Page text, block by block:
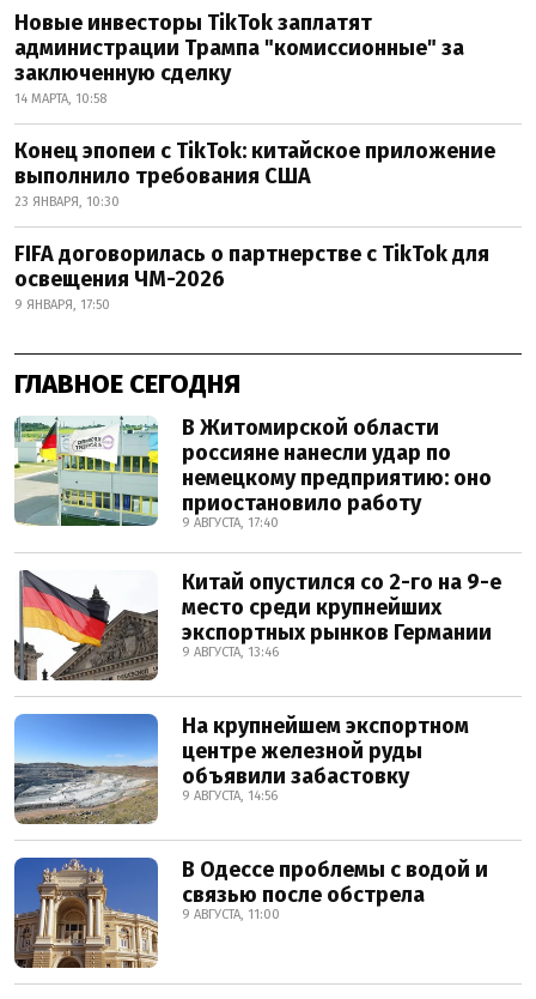
Новые инвесторы TikTok заплатят
администрации Трампа "комиссионные" за
заключенную сделку
14 МАРТА, 10:58
Конец эпопеи с TikTok: китайское приложение
выполнило требования США
23 ЯНВАРЯ, 10:30
FIFA договорилась о партнерстве с TikTok для
освещения ЧМ-2026
9 ЯНВАРЯ, 17:50
ГЛАВНОЕ СЕГОДНЯ
В Житомирской области
россияне нанесли удар по
немецкому предприятию: оно
приостановило работу
9 АВГУСТА, 17:40
Китай опустился со 2-го на 9-е
место среди крупнейших
экспортных рынков Германии
9 АВГУСТА, 13:46
На крупнейшем экспортном
центре железной руды
объявили забастовку
9 АВГУСТА, 14:56
В Одессе проблемы с водой и
связью после обстрела
9 АВГУСТА, 11:00